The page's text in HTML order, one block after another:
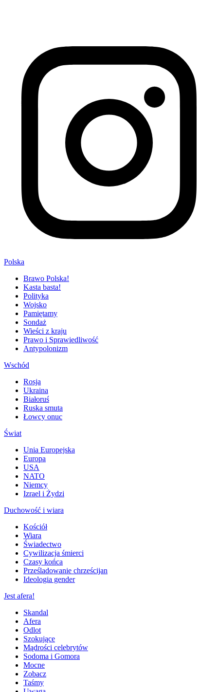
Polska
Brawo Polska!
Kasta basta!
Polityka
Wojsko
Pamiętamy
Sondaż
Wieści z kraju
Prawo i Sprawiedliwość
Antypolonizm
Wschód
Rosja
Ukraina
Białoruś
Ruska smuta
Łowcy onuc
Świat
Unia Europejska
Europa
USA
NATO
Niemcy
Izrael i Żydzi
Duchowość i wiara
Kościół
Wiara
Świadectwo
Cywilizacja śmierci
Czasy końca
Prześladowanie chrześcijan
Ideologia gender
Jest afera!
Skandal
Afera
Odlot
Szokujące
Mądrości celebrytów
Sodoma i Gomora
Mocne
Zobacz
Taśmy